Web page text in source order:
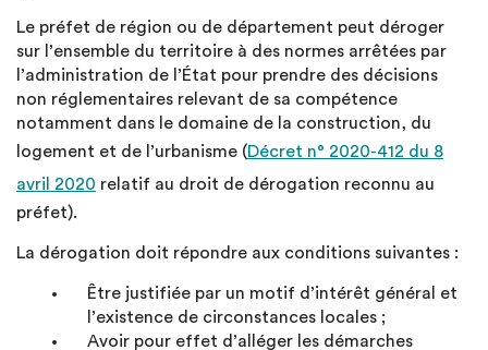
Le préfet de région ou de département peut déroger
sur l’ensemble du territoire à des normes arrêtées par
l’administration de l’État pour prendre des décisions
non réglementaires relevant de sa compétence
notamment dans le domaine de la construction, du
logement et de l’urbanisme (Décret n° 2020-412 du 8
avril 2020 relatif au droit de dérogation reconnu au
préfet).
La dérogation doit répondre aux conditions suivantes :
Être justifiée par un motif d’intérêt général et
l’existence de circonstances locales ;
Avoir pour effet d’alléger les démarches